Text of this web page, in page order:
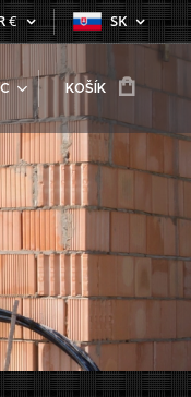
€ SK
KOŠÍK